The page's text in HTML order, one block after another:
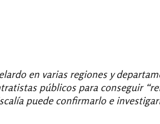
en varias regiones y
públicos para conseguir
puede confirmarlo e